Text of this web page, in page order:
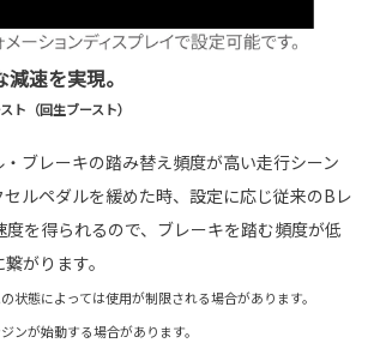
速を実現。
ト（回生ブースト）
ブレーキの踏み替え頻度が高い走行シーン
ルペダルを緩めた時、設定に応じ従来のBレ
度を得られるので、ブレーキを踏む頻度が低
がります。
状態によっては使用が制限される場合があります。
ンが始動する場合があります。